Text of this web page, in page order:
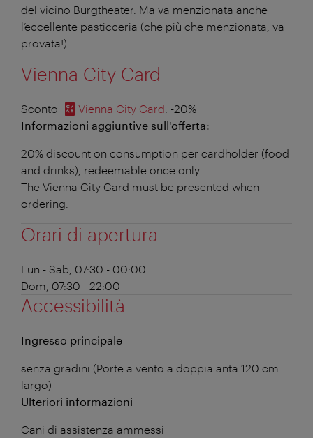
del vicino Burgtheater. Ma va menzionata anche
l’eccellente pasticceria (che più che menzionata, va
provata!).
Vienna City Card
Sconto Vienna City Card: -20%
Informazioni aggiuntive sull'offerta:
20% discount on consumption per cardholder (food
and drinks), redeemable once only.
The Vienna City Card must be presented when
ordering.
Orari di apertura
Lun - Sab, 07:30 - 00:00
Dom, 07:30 - 22:00
Accessibilità
Ingresso principale
senza gradini (Porte a vento a doppia anta 120 cm
largo)
Ulteriori informazioni
Cani di assistenza ammessi